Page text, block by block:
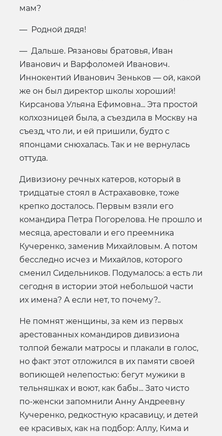
мам?
— Родной дядя!
— Дальше. Рязановы братовья, Иван
Иванович и Варфоломей Иванович.
Иннокентий Иванович Зеньков — ой, какой
же он был директор школы хороший!
Кирсанова Ульяна Ефимовна... Эта простой
колхозницей была, а съездила в Москву на
съезд, что ли, и ей пришили, будто с
японцами снюхалась. Так и не вернулась
оттуда.
Дивизиону речных катеров, который в
тридцатые стоял в Астрахавовке, тоже
крепко досталось. Первым взяли его
командира Петра Погорелова. Не прошло и
месяца, арестовали и его преемника
Кучеренко, заменив Михайловым. А потом
бесследно исчез и Михайлов, которого
сменил Сидельников. Подумалось: а есть ли
сегодня в истории этой небольшой части
их имена? А если нет, то почему?..
Не помнят женщины, за кем из первых
арестованных командиров дивизиона
толпой бежали матросы и плакали в голос,
но факт этот отложился в их памяти своей
вопиющей нелепостью: бегут мужики в
тельняшках и воют, как бабы... Зато чисто
по-женски запомнили Анну Андреевну
Кучеренко, редкостную красавицу, и детей
ее красивых, как на подбор: Аллу, Кима и